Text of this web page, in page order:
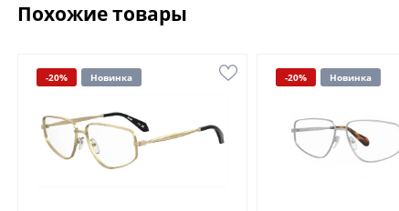
Похожие товары
-20% Новинка -20% Новинка